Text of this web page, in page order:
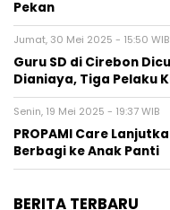
Pekan
Jumat, 30 Mei 2025 - 15:50 WIB
Guru SD di Cirebon
Dianiaya, Tiga Pelaku
Senin, 19 Mei 2025 - 19:37 WIB
PROPAMI Care
Berbagi ke Anak Panti
BERITA TERBARU